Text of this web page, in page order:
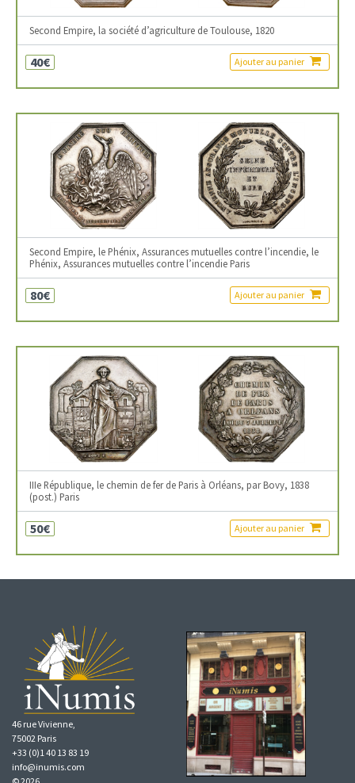
Second Empire, la société d’agriculture de Toulouse, 1820
40€ Ajouter au panier
Second Empire, le Phénix, Assurances mutuelles contre l’incendie, le
Phénix, Assurances mutuelles contre l’incendie Paris
80€ Ajouter au panier
IIIe République, le chemin de fer de Paris à Orléans, par Bovy, 1838
(post.) Paris
50€ Ajouter au panier
46 rue Vivienne,
75002 Paris
+33 (0)1 40 13 83 19
info@inumis.com